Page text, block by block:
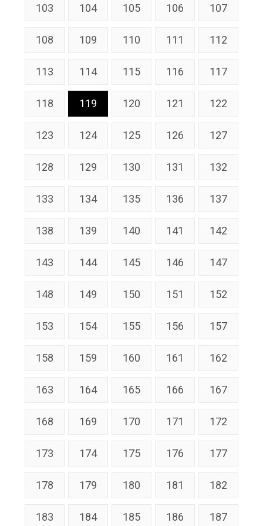
103 104 105 106 107
108 109 110 111 112
113 114 115 116 117
118 119 120 121 122
123 124 125 126 127
128 129 130 131 132
133 134 135 136 137
138 139 140 141 142
143 144 145 146 147
148 149 150 151 152
153 154 155 156 157
158 159 160 161 162
163 164 165 166 167
168 169 170 171 172
173 174 175 176 177
178 179 180 181 182
183 184 185 186 187